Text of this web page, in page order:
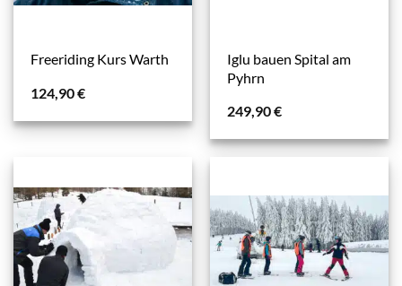
Freeriding Kurs Warth
124,90€
Iglu bauen Spital am
Pyhrn
249,90€